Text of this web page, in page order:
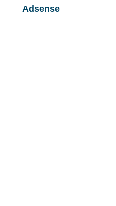
Adsense